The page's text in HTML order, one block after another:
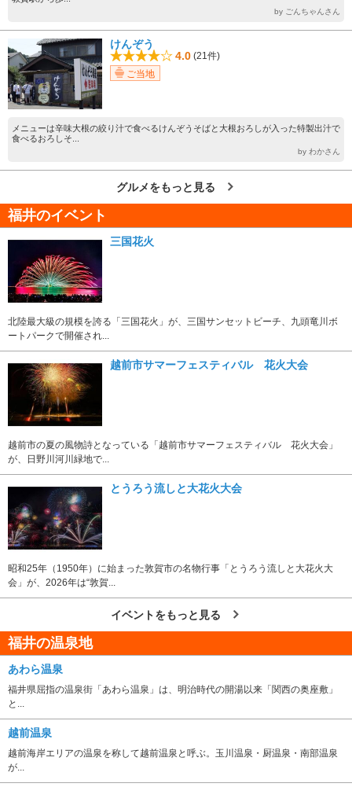
by ごんちゃんさん
けんぞう
4.0 (21件)
ご当地
メニューは辛味大根の絞り汁で食べるけんぞうそばと大根おろしが入った特製出汁で
食べるおろしそ...
by わかさん
グルメをもっと見る
福井のイベント
三国花火
北陸最大級の規模を誇る「三国花火」が、三国サンセットビーチ、九頭竜川ボ
ートパークで開催され...
越前市サマーフェスティバル 花火大会
越前市の夏の風物詩となっている「越前市サマーフェスティバル 花火大会」
が、日野川河川緑地で...
とうろう流しと大花火大会
昭和25年（1950年）に始まった敦賀市の名物行事「とうろう流しと大花火大
会」が、2026年は“敦賀...
イベントをもっと見る
福井の温泉地
あわら温泉
福井県屈指の温泉街「あわら温泉」は、明治時代の開湯以来「関西の奥座敷」
と...
越前温泉
越前海岸エリアの温泉を称して越前温泉と呼ぶ。玉川温泉・厨温泉・南部温泉
が...